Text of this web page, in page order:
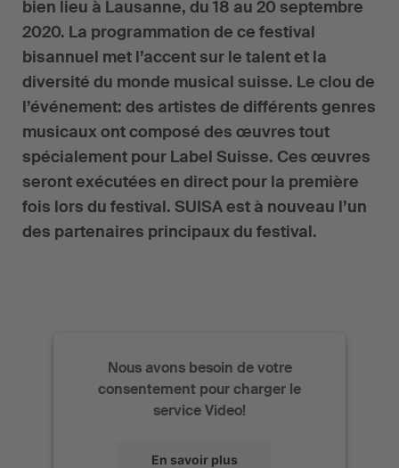
bien lieu à Lausanne, du 18 au 20 septembre
2020. La programmation de ce festival
bisannuel met l’accent sur le talent et la
diversité du monde musical suisse. Le clou de
l’événement: des artistes de différents genres
musicaux ont composé des œuvres tout
spécialement pour Label Suisse. Ces œuvres
seront exécutées en direct pour la première
fois lors du festival. SUISA est à nouveau l’un
des partenaires principaux du festival.
Nous avons besoin de votre
consentement pour charger le
service Video!
En savoir plus